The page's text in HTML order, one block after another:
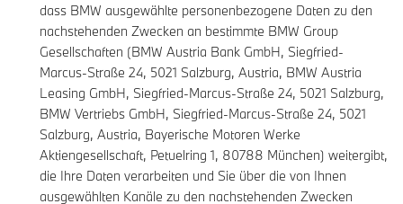
dass BMW ausgewählte personenbezogene Daten zu den
nachstehenden Zwecken an bestimmte BMW Group
Gesellschaften (BMW Austria Bank GmbH, Siegfried-
Marcus-Straße 24, 5021 Salzburg, Austria, BMW Austria
Leasing GmbH, Siegfried-Marcus-Straße 24, 5021 Salzburg,
BMW Vertriebs GmbH, Siegfried-Marcus-Straße 24, 5021
Salzburg, Austria, Bayerische Motoren Werke
Aktiengesellschaft, Petuelring 1, 80788 München) weitergibt,
die Ihre Daten verarbeiten und Sie über die von Ihnen
ausgewählten Kanäle zu den nachstehenden Zwecken